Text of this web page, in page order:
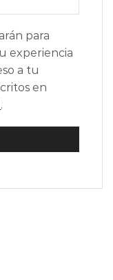
para
experiencia
a tu
en
.